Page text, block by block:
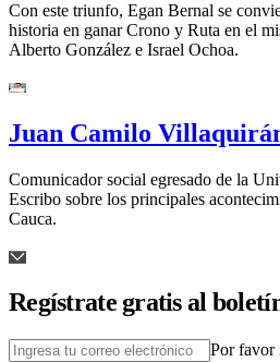
Con este triunfo, Egan Bernal se
historia en ganar Crono y Ruta en el
Alberto González e Israel Ochoa.
Juan Camilo
Comunicador social egresado de la
Escribo sobre los principales
Cauca.
Regístrate gratis al
Por favor